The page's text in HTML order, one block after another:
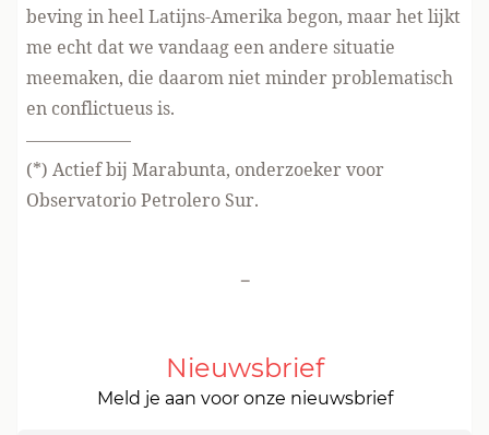
beving in heel Latijns-Amerika begon, maar het lijkt
me echt dat we vandaag een andere situatie
meemaken, die daarom niet minder problematisch
en conflictueus is.
——————
(*) Actief bij Marabunta, onderzoeker voor
Observatorio Petrolero Sur.
-
Nieuwsbrief
Meld je aan voor onze nieuwsbrief